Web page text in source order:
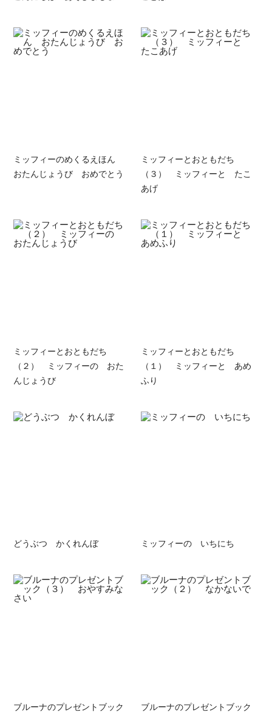
ミッフィーのめくるえほん
おたんじょうび おめでとう
ミッフィーとおともだち
（３） ミッフィーと たこ
あげ
ミッフィーとおともだち
（２） ミッフィーの おた
んじょうび
ミッフィーとおともだち
（１） ミッフィーと あめ
ふり
どうぶつ かくれんぼ ミッフィーの いちにち
ブルーナのプレゼントブック
ブルーナのプレゼントブック